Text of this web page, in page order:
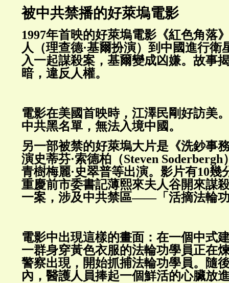
被中共禁播的好萊塢電影
1997年首映的好萊塢電影《紅色角落
人（理查德·基爾扮演）到中國進行衛
入一起謀殺案，基爾變成凶嫌。故事
暗，違反人權。
電影在美國首映時，江澤民剛好訪美
中共黑名單，無法入境中國。
另一部被禁的好萊塢大片是《洗鈔事
演史蒂芬·索德柏（Steven
青樹梅麗·史翠普等出演。影片有10幾
重慶前市委書記薄熙來夫人谷開來謀
一案，涉及中共禁區——「活摘法輪
電影中出現這樣的畫面：在一個中式
一群身穿黃色衣服的法輪功學員正在
警察出現，開始抓捕法輪功學員。隨
內，醫護人員捧起一個鮮活的心臟放